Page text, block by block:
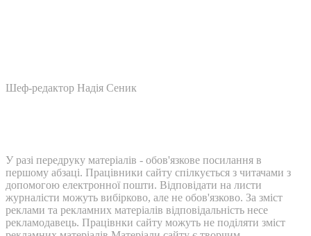
Шеф-редактор Надія Сеник
У разі передруку матеріалів - обов'язкове посилання в
першому абзаці. Працівники сайту спілкується з читачами з
допомогою електронної пошти. Відповідати на листи
журналісти можуть вибірково, але не обов'язково. За зміст
реклами та рекламних матеріалів відповідальність несе
рекламодавець. Працівнки сайту можуть не поділяти зміст